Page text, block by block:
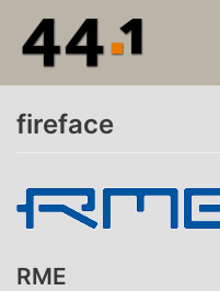
Aller
au
contenu
fireface
RME